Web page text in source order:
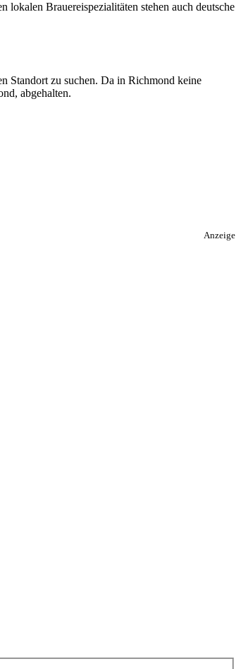
lokalen Brauereispezialitäten stehen auch deutsche
Standort zu suchen. Da in Richmond keine
abgehalten.
Anzeige